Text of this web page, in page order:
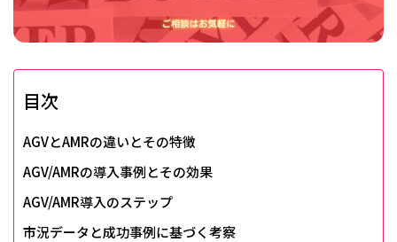
目次
AGVとAMRの違いとその特徴
AGV/AMRの導入事例とその効果
AGV/AMR導入のステップ
市況データと成功事例に基づく考察